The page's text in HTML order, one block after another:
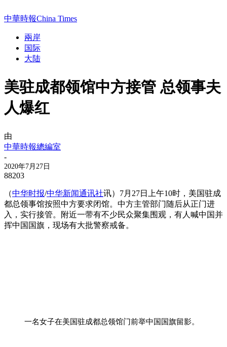
中華時報China Times
兩岸
国际
大陆
美驻成都领馆中方接管 总领事夫
人爆红
由
中華時報總編室
-
2020年7月27日
88203
（中华时报/中华新闻通讯社讯）7月27日上午10时，美国驻成
都总领事馆按照中方要求闭馆。中方主管部门随后从正门进
入，实行接管。附近一带有不少民众聚集围观，有人喊中国并
挥中国国旗，现场有大批警察戒备。
一名女子在美国驻成都总领馆门前举中国国旗留影。